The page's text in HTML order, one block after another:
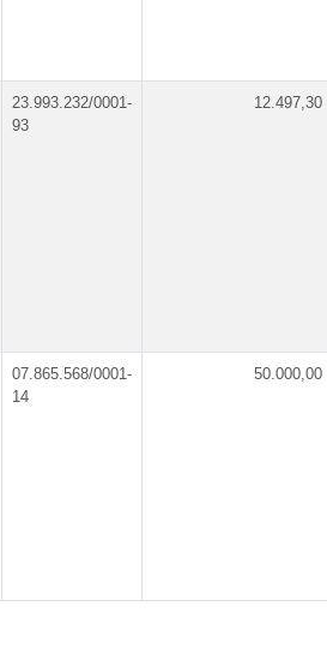
23.993.232/0001-
93
12.497,30
07.865.568/0001-
14
50.000,00